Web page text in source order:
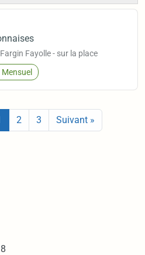
Fayolle - sur la place
Mensuel
2 3 Suivant »